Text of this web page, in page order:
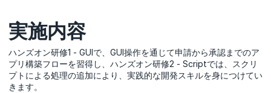
実施内容
ハンズオン研修1 - GUIで、GUI操作を通じて申請から承認までのア
プリ構築フローを習得し、ハンズオン研修2 - Scriptでは、スクリ
プトによる処理の追加により、実践的な開発スキルを身につけてい
きます。